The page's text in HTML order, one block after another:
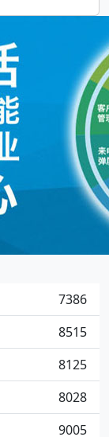
7386
8515
8125
8028
9005